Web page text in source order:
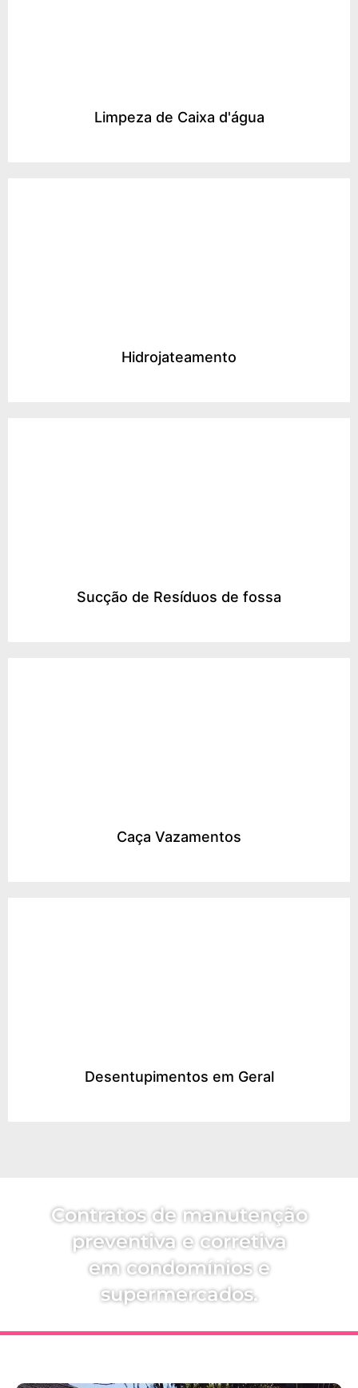
Limpeza de Caixa d'água
Hidrojateamento
Sucção de Resíduos de fossa
Caça Vazamentos
Desentupimentos em Geral
Contratos de manutenção
preventiva e corretiva
em condomínios e
supermercados.